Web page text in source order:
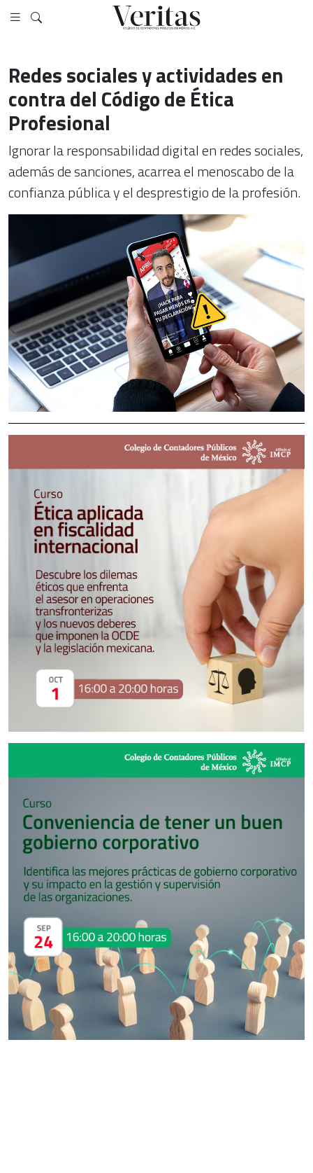
Redes sociales y actividades en
contra del Código de Ética
Profesional
Ignorar la responsabilidad digital en redes sociales,
además de sanciones, acarrea el menoscabo de la
confianza pública y el desprestigio de la profesión.